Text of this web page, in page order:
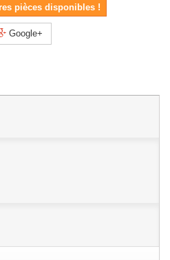
pièces disponibles !
Google+